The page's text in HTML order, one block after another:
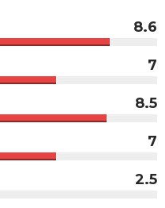
8.6
7
8.5
7
2.5